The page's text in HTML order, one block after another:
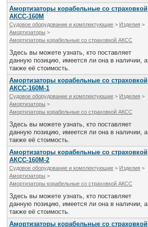
Амортизаторы корабельные со страховкой
АКСС-160М
Судовое оборудование и комплектующие > Изделия >
Амортизаторы >
Амортизаторы корабельные со страховкой АКСС
Здесь вы можете узнать, кто поставляет
данную позицию, имеется ли она в наличии, а
также её стоимость.
Амортизаторы корабельные со страховкой
АКСС-160М-1
Судовое оборудование и комплектующие > Изделия >
Амортизаторы >
Амортизаторы корабельные со страховкой АКСС
Здесь вы можете узнать, кто поставляет
данную позицию, имеется ли она в наличии, а
также её стоимость.
Амортизаторы корабельные со страховкой
АКСС-160М-2
Судовое оборудование и комплектующие > Изделия >
Амортизаторы >
Амортизаторы корабельные со страховкой АКСС
Здесь вы можете узнать, кто поставляет
данную позицию, имеется ли она в наличии, а
также её стоимость.
Амортизаторы корабельные со страховкой